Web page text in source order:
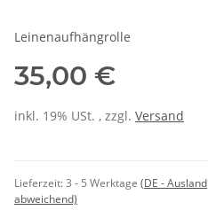
Leinenaufhängrolle
35,00 €
inkl. 19% USt. , zzgl. Versand
Lieferzeit:3 - 5 Werktage (DE - Ausland
abweichend)